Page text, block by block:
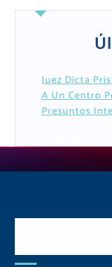
Juez Dicta
A Un Centro
Presuntos